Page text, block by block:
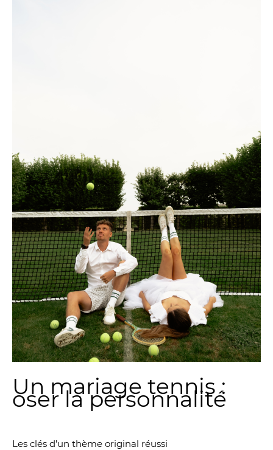
Un mariage tennis :
oser la personnalité
Les clés d’un thème original réussi